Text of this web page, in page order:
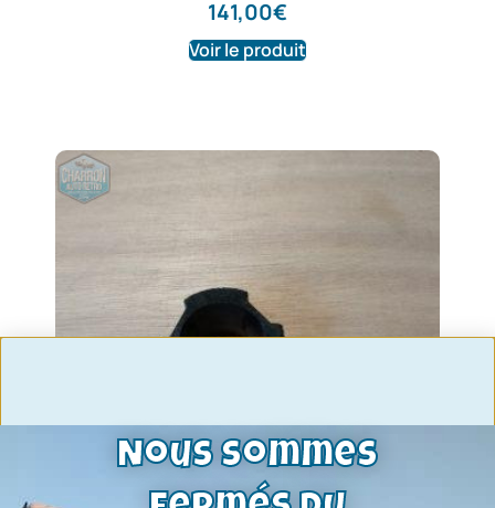
141,00€
Voir le produit
Nous sommes